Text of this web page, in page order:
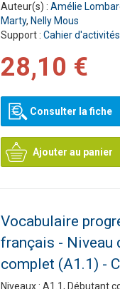
Auteur(s) : Amélie
Marty, Nelly Mous
Support : Cahier d'activités
28,10 €
Consulter la fiche
Ajouter au panier
Vocabulaire
français - Niveau
complet (A1.1) -
Niveaux : A1.1, Débutant